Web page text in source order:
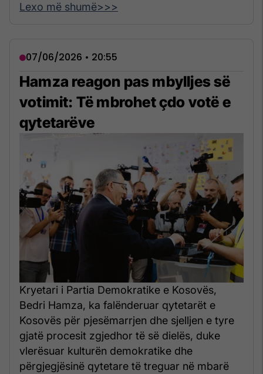
Lexo më shumë>>>
07/06/2026 • 20:55
Hamza reagon pas mbylljes së
votimit: Të mbrohet çdo votë e
qytetarëve
Kryetari i Partia Demokratike e Kosovës,
Bedri Hamza, ka falënderuar qytetarët e
Kosovës për pjesëmarrjen dhe sjelljen e tyre
gjatë procesit zgjedhor të së dielës, duke
vlerësuar kulturën demokratike dhe
përgjegjësinë qytetare të treguar në mbarë